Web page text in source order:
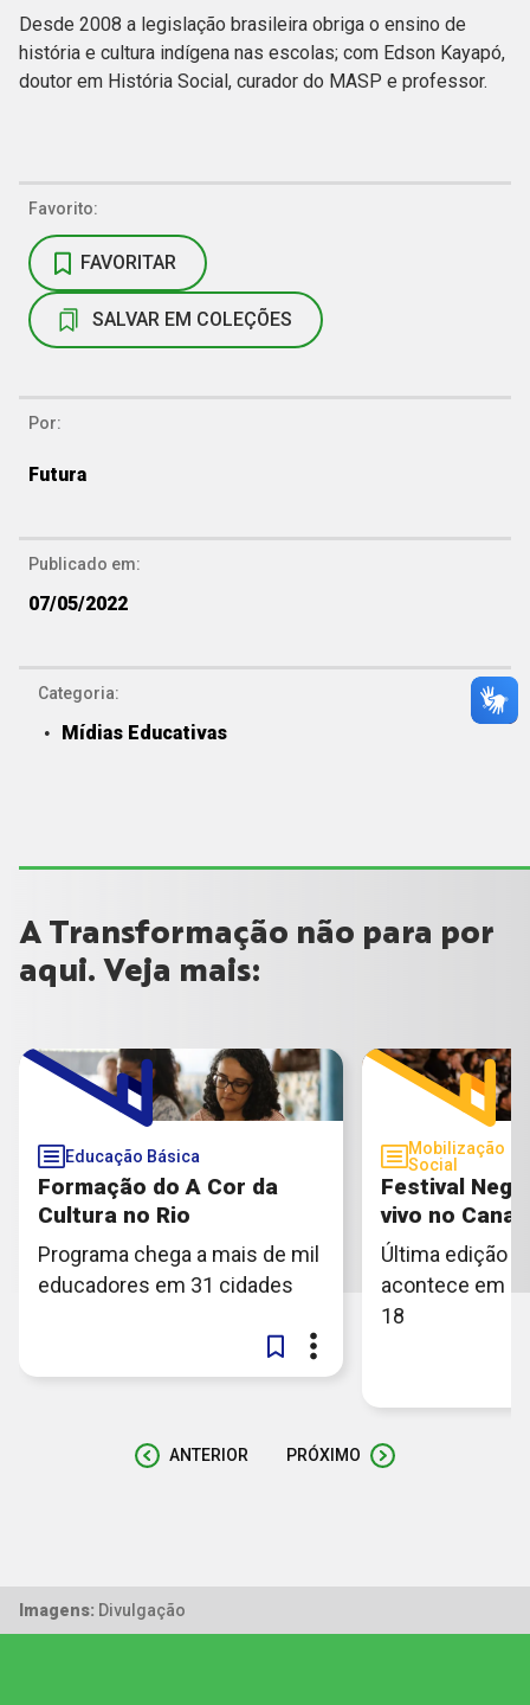
Desde 2008 a legislação brasileira obriga o ensino de
história e cultura indígena nas escolas; com Edson Kayapó,
doutor em História Social, curador do MASP e professor.
Favorito:
FAVORITAR
SALVAR EM COLEÇÕES
Por:
Futura
Publicado em:
07/05/2022
Categoria:
Mídias Educativas
A Transformação não para por
aqui. Veja mais:
Educação Básica
Formação do A Cor da
Cultura no Rio
Programa chega a mais de mil
educadores em 31 cidades
Mobilização
Social
Festival
vivo no Canal
Última edição
acontece em
18
ANTERIOR PRÓXIMO
Imagens: Divulgação